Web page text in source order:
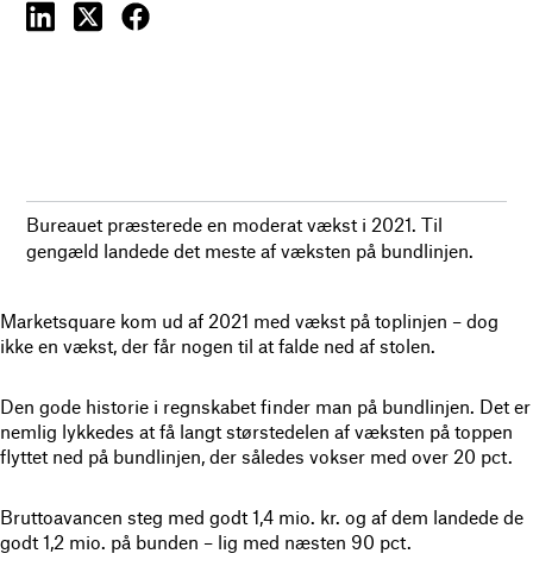
Bureauet præsterede en moderat vækst i 2021. Til
gengæld landede det meste af væksten på bundlinjen.
Marketsquare kom ud af 2021 med vækst på toplinjen – dog
ikke en vækst, der får nogen til at falde ned af stolen.
Den gode historie i regnskabet finder man på bundlinjen. Det er
nemlig lykkedes at få langt størstedelen af væksten på toppen
flyttet ned på bundlinjen, der således vokser med over 20 pct.
Bruttoavancen steg med godt 1,4 mio. kr. og af dem landede de
godt 1,2 mio. på bunden – lig med næsten 90 pct.